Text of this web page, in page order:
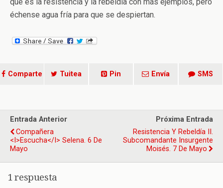
échense agua fría para que se despiertan.
Comparte Tuitea Pin Envía SMS
Entrada Anterior
Compañera
<i>escucha</i> Selena. 6 De
Mayo
Próxima Entrada
Resistencia Y Rebeldía II.
Subcomandante Insurgente
Moisés. 7 De Mayo
1 respuesta